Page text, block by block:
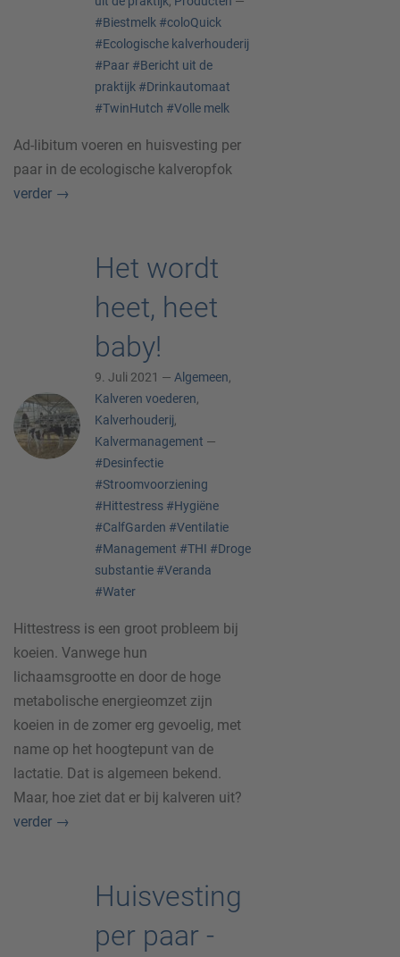
#Biestmelk #coloQuick
#Ecologische kalverhouderij
#Paar #Bericht uit de
praktijk #Drinkautomaat
#TwinHutch #Volle melk
Ad-libitum voeren en huisvesting per
paar in de ecologische kalveropfok
verder →
Het wordt
heet, heet
baby!
9. Juli 2021 — Algemeen,
Kalveren voederen,
Kalverhouderij,
Kalvermanagement —
#Desinfectie
#Stroomvoorziening
#Hittestress #Hygiëne
#CalfGarden #Ventilatie
#Management #THI #Droge
substantie #Veranda
#Water
Hittestress is een groot probleem bij
koeien. Vanwege hun
lichaamsgrootte en door de hoge
metabolische energieomzet zijn
koeien in de zomer erg gevoelig, met
name op het hoogtepunt van de
lactatie. Dat is algemeen bekend.
Maar, hoe ziet dat er bij kalveren uit?
verder →
Huisvesting
per paar ‑